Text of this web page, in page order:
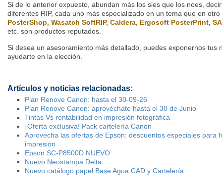
Si de lo anterior expuesto, abundan más los sies que los noes,
diferentes RIP, cada uno más especializado en un tema que en
PosterShop, Wasatch SoftRIP, Caldera, Ergosoft PosterPrint,
etc. son productos reputados.
Si desea un asesoramiento más detallado, puedes exponernos tus
ayudarte en la elección.
Artículos y noticias relacionadas:
Plan Renove Canon: hasta el 30-09-26
Plan Renove Canon: aprovéchate hasta el 30 de Junio
Tintas Vs rentabilidad en impresión fotográfica
¡Oferta exclusiva! Pack cartelería Canon
Aprovecha las ofertas de Epson: descuentos especiales para
impresión
Epson SC-P8500D NUEVO
Nuevo Neostampa Delta
Nuevo catálogo papel Base Agua CAD y Cartelería